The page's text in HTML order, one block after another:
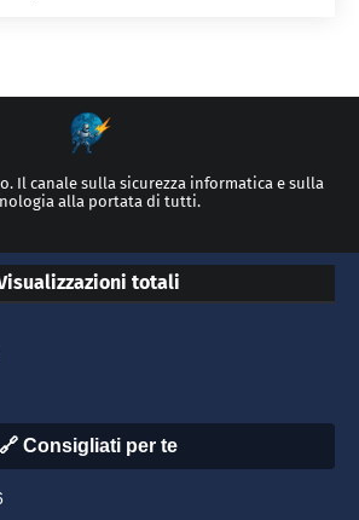
Il canale sulla sicurezza informatica e sulla
alla portata di tutti.
totali
🔗 Consigliati per te